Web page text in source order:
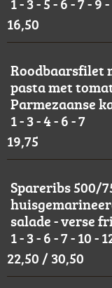
16,50
Roodbaarsfilet
pasta met
Parmezaanse
1 - 3 - 4 - 6 - 7
19,75
Spareribs 500/
salade - verse
1 - 3 - 6 - 7 - 10 -
22,50 / 30,50